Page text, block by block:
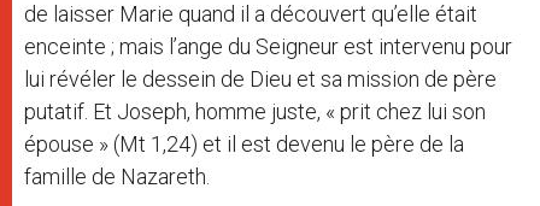
de laisser Marie quand il a découvert qu’elle était
enceinte ; mais l’ange du Seigneur est intervenu pour
lui révéler le dessein de Dieu et sa mission de père
putatif. Et Joseph, homme juste, « prit chez lui son
épouse » (Mt 1,24) et il est devenu le père de la
famille de Nazareth.